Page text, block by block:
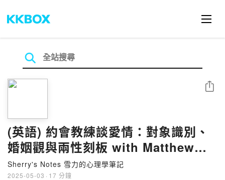
(英語) 約會教練談愛情：對象識別、
婚姻觀與兩性刻板 with Matthew
Hussey 馬修·赫西
Sherry's Notes 雪力的心理學筆記
2025-05-03 · 17 分鐘
分享